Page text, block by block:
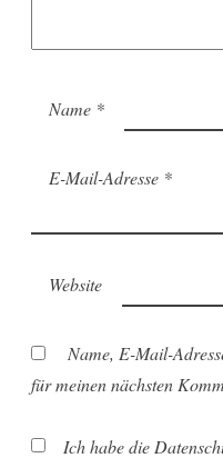
Name *
E-Mail-Adresse *
Website
Name, E-Mail-
für meinen nächsten
Ich habe die